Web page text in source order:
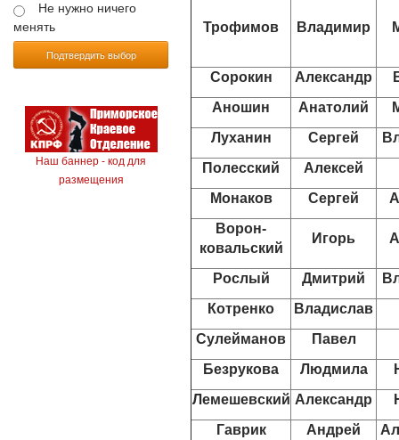
Не нужно ничего
менять
Подтвердить выбор
Наш баннер - код для
размещения
Трофимов Владимир
Сорокин Александр
Аношин
Анатолий
Луханин
Сергей
Полесский
Алексей
Монаков
Сергей
Ворон-
ковальский
Игорь
Рослый Дмитрий
Котренко
Владислав
Сулейманов
Павел
Безрукова
Людмила
Лемешевский Александр
Гаврик
Андрей